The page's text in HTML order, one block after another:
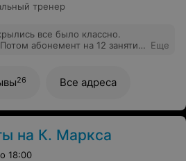
тренер
все было классно.
абонемент на 12 занятий
ребята вы че? Как
один 45 000 разовое,
Еще
26 Все адреса
на К. Маркса
18:00